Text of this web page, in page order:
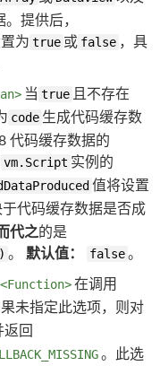
提供后，
为 true 或 false ，具
当 true 且不存在
code 生成代码缓存数
代码缓存数据的
vm.Script 实例的
值将设置
于代码缓存数据是否成
代之的是
。 默认值： false。
<Function>在调用
未指定此选项，则对
回
。此选